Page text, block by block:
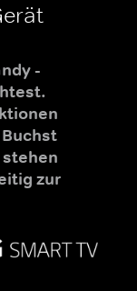
-
stehen
zur